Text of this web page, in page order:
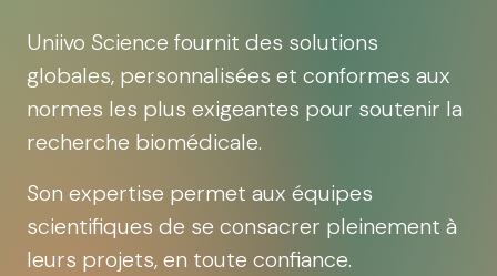
Uniivo Science fournit des solutions
globales, personnalisées et conformes aux
normes les plus exigeantes pour soutenir la
recherche biomédicale.
Son expertise permet aux équipes
scientifiques de se consacrer pleinement à
leurs projets, en toute confiance.